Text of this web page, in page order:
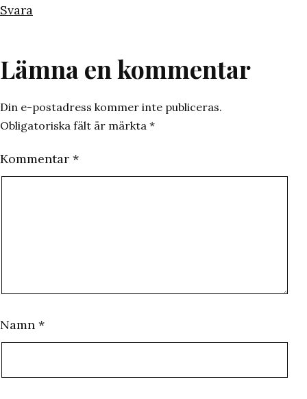
Svara
Lämna en kommentar
Din e-postadress kommer inte publiceras.
Obligatoriska fält är märkta *
Kommentar *
Namn *